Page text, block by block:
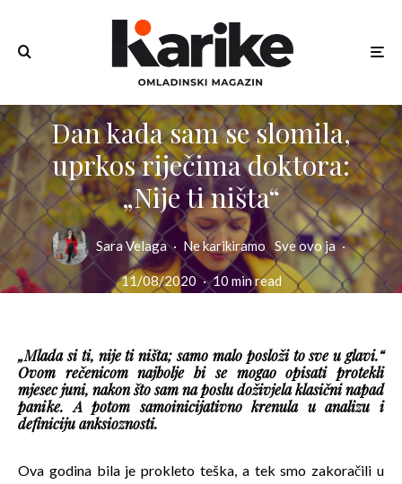
Dan kada sam se slomila,
uprkos riječima doktora:
„Nije ti ništa“
Sara Velaga · Ne karikiramo Sve ovo ja ·
11/08/2020 · 10 min read
„Mlada si ti, nije ti ništa; samo malo posloži to sve u glavi.“
Ovom rečenicom najbolje bi se mogao opisati protekli
mjesec juni, nakon što sam na poslu doživjela klasični napad
panike. A potom samoinicijativno krenula u analizu i
definiciju anksioznosti.
Ova godina bila je prokleto teška, a tek smo zakoračili u